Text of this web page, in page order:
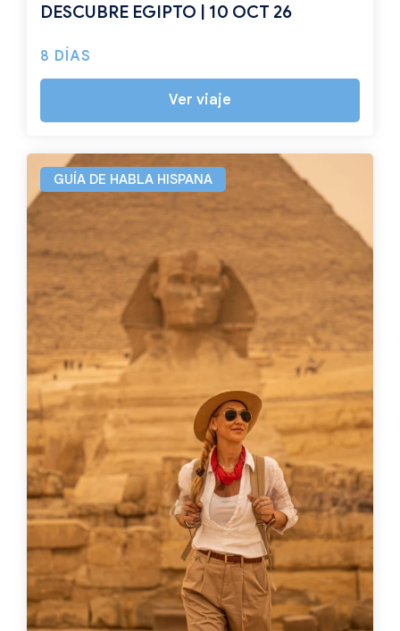
DESCUBRE EGIPTO | 10 OCT 26
8 DÍAS
Ver viaje
GUÍA DE HABLA HISPANA